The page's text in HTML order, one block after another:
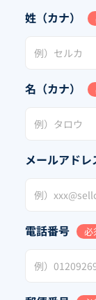
姓（カナ）
名（カナ）
メールアドレ
電話番号 必